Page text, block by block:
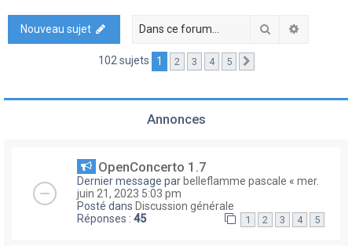
Nouveau sujet Rechercher
102 sujets 1 2 3 4 5
Annonces
OpenConcerto 1.7
Dernier message par belleflamme pascale « mer.
juin 21, 2023 5:03 pm
Posté dans Discussion générale
Réponses : 45 1 2 3 4 5